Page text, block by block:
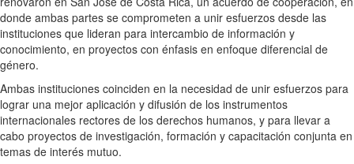
donde ambas partes se comprometen a unir esfuerzos desde las
instituciones que lideran para intercambio de información y
conocimiento, en proyectos con énfasis en enfoque diferencial de
género.
Ambas instituciones coinciden en la necesidad de unir esfuerzos para
lograr una mejor aplicación y difusión de los instrumentos
internacionales rectores de los derechos humanos, y para llevar a
cabo proyectos de investigación, formación y capacitación conjunta en
temas de interés mutuo.